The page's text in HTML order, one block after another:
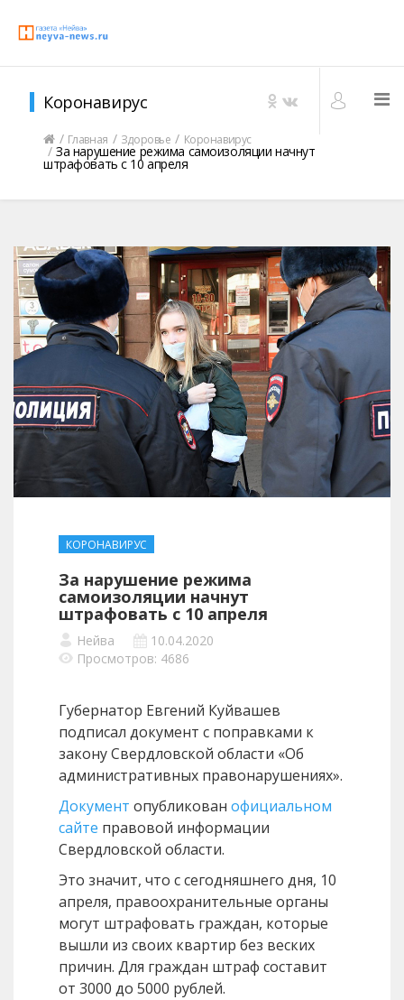
Коронавирус
Главная Здоровье Коронавирус
За нарушение режима самоизоляции начнут
штрафовать с 10 апреля
КОРОНАВИРУС
За нарушение режима
самоизоляции начнут
штрафовать с 10 апреля
Нейва
10.04.2020
Просмотров: 4686
Губернатор Евгений Куйвашев
подписал документ с поправками к
закону Свердловской области «Об
административных правонарушениях».
Документ опубликован официальном
сайте правовой информации
Свердловской области.
Это значит, что с сегодняшнего дня, 10
апреля, правоохранительные органы
могут штрафовать граждан, которые
вышли из своих квартир без веских
причин. Для граждан штраф составит
от 3000 до 5000 рублей.